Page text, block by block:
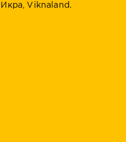
Икра, Viknaland.